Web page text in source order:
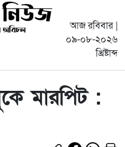
আজ রবিবার |
০৯-০৮-২০২৬
খ্রিষ্টাব্দ
মারপিট :